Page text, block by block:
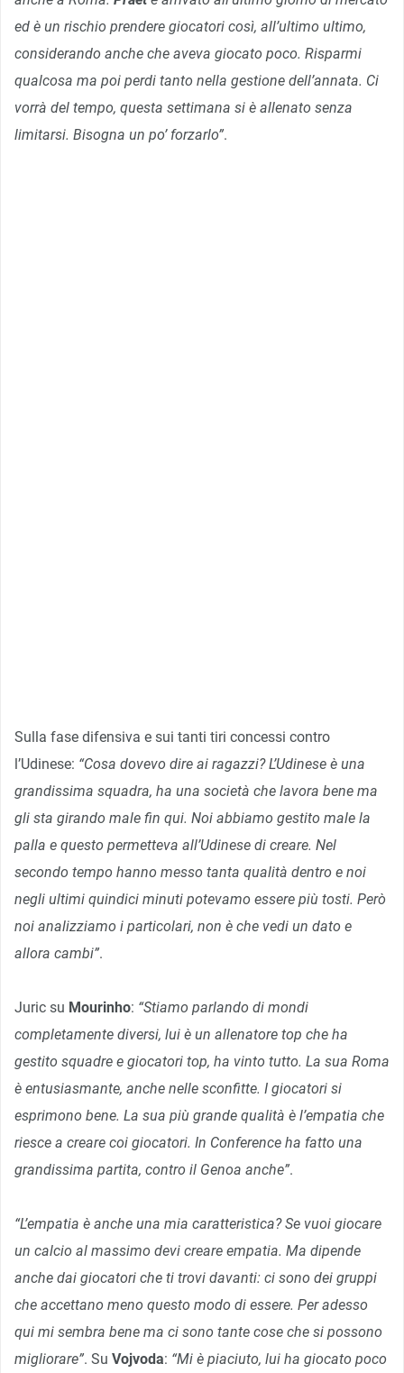
ed è un rischio prendere giocatori così, all’ultimo ultimo,
considerando anche che aveva giocato poco. Risparmi
qualcosa ma poi perdi tanto nella gestione dell’annata. Ci
vorrà del tempo, questa settimana si è allenato senza
limitarsi. Bisogna un po’ forzarlo”.
Sulla fase difensiva e sui tanti tiri concessi contro
l’Udinese: “Cosa dovevo dire ai ragazzi? L’Udinese è una
grandissima squadra, ha una società che lavora bene ma
gli sta girando male fin qui. Noi abbiamo gestito male la
palla e questo permetteva all’Udinese di creare. Nel
secondo tempo hanno messo tanta qualità dentro e noi
negli ultimi quindici minuti potevamo essere più tosti. Però
noi analizziamo i particolari, non è che vedi un dato e
allora cambi”.
Juric su Mourinho: “Stiamo parlando di mondi
completamente diversi, lui è un allenatore top che ha
gestito squadre e giocatori top, ha vinto tutto. La sua Roma
è entusiasmante, anche nelle sconfitte. I giocatori si
esprimono bene. La sua più grande qualità è l’empatia che
riesce a creare coi giocatori. In Conference ha fatto una
grandissima partita, contro il Genoa anche”.
“L’empatia è anche una mia caratteristica? Se vuoi giocare
un calcio al massimo devi creare empatia. Ma dipende
anche dai giocatori che ti trovi davanti: ci sono dei gruppi
che accettano meno questo modo di essere. Per adesso
qui mi sembra bene ma ci sono tante cose che si possono
migliorare”. Su Vojvoda: “Mi è piaciuto, lui ha giocato poco